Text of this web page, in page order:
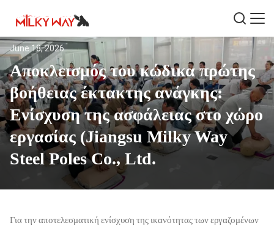
June 18, 2026
Αποκλεισμός του κώδικα πρώτης
βοήθειας έκτακτης ανάγκης:
Ενίσχυση της ασφάλειας στο χώρο
εργασίας (Jiangsu Milky Way
Steel Poles Co., Ltd.
Για την αποτελεσματική ενίσχυση της ικανότητας των εργαζομένων